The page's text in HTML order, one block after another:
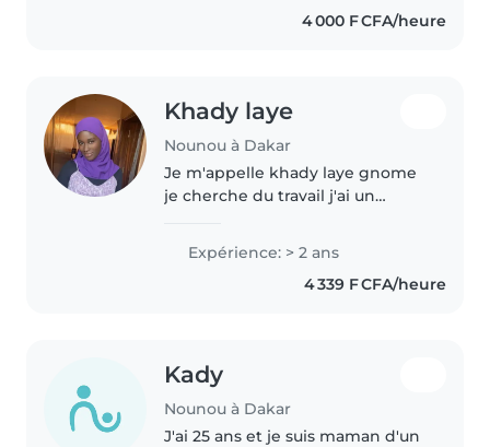
travaux manuels et les jeux,..
4 000 F CFA/heure
Khady laye
Nounou à Dakar
Je m'appelle khady laye gnome
je cherche du travail j'ai un
Onet j'aime être avec les enfants
je suis très simple et naturelle je
suis propre quand..
Expérience: > 2 ans
4 339 F CFA/heure
Kady
Nounou à Dakar
J'ai 25 ans et je suis maman d'un